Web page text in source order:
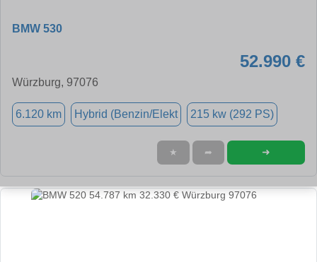
BMW 530
52.990 €
Würzburg, 97076
6.120 km Hybrid (Benzin/Elekt 215 kw (292 PS)
★ ➦ ➜